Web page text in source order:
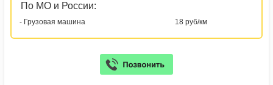
По МО и России:
- Грузовая машина 18 руб/км